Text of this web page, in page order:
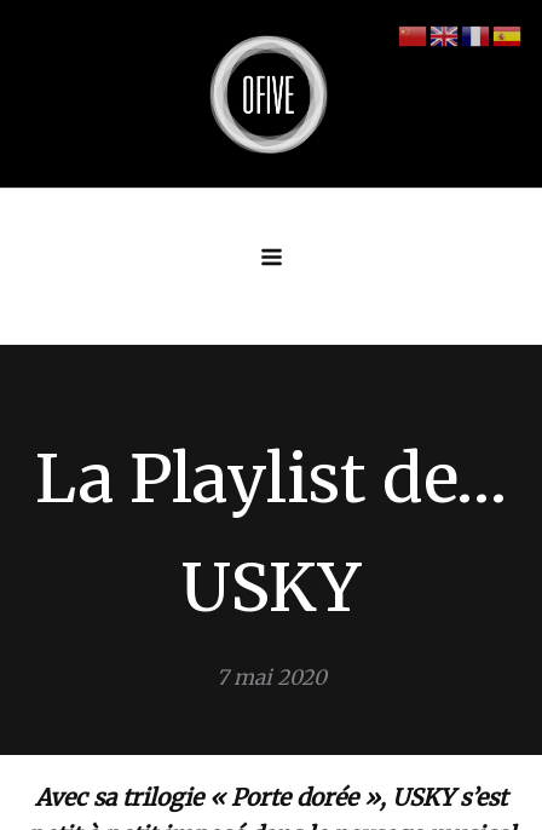
La Playlist de…
USKY
7 mai 2020
Avec sa trilogie « Porte dorée », USKY s’est